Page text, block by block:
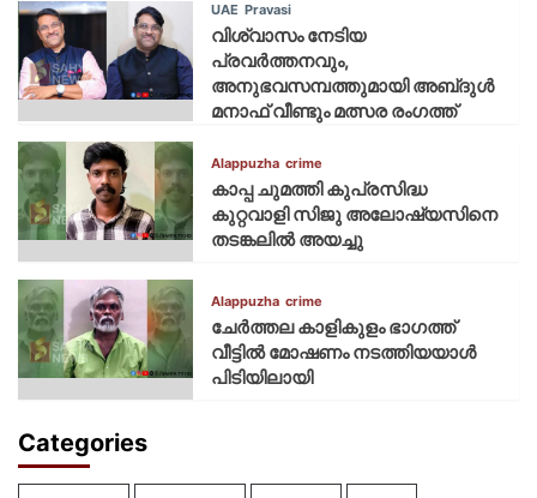
UAE Pravasi
വിശ്വാസം നേടിയ
പ്രവർത്തനവും,
അനുഭവസമ്പത്തുമായി അബ്‌ദുൾ
മനാഫ് വീണ്ടും മത്സര രംഗത്ത്
Alappuzha crime
കാപ്പ ചുമത്തി കുപ്രസിദ്ധ
കുറ്റവാളി സിജു അലോഷ്യസിനെ
തടങ്കലിൽ അയച്ചു
Alappuzha crime
ചേർത്തല കാളികുളം ഭാഗത്ത്
വീട്ടിൽ മോഷണം നടത്തിയയാൾ
പിടിയിലായി
Categories